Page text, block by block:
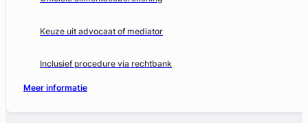
Keuze uit advocaat of mediator
Inclusief procedure via rechtbank
Meer informatie